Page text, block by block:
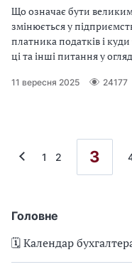
Головне
🗓️ Календар
Що означає бути
змінюється у
платника податків і куди
ці та інші питання у
11 вересня 2025 24177
1 2 3